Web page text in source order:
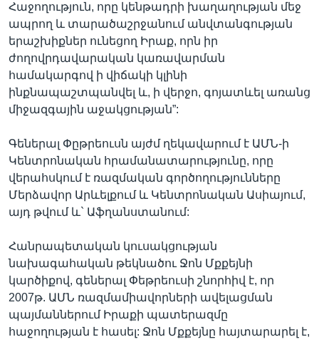
Հաջողություն, որը կենթադրի խաղաղության մեջ
ապրող և տարածաշրջանում անվտանգության
երաշխիքներ ունեցող Իրաք, որն իր
ժողովրդավարական կառավարման
համակարգով ի վիճակի կլինի
ինքնապաշտպանվել և, ի վերջո, գոյատևել առանց
միջազգային աջակցության”:
Գեներալ Փըթրեուսն այժմ ղեկավարում է ԱՄՆ-ի
Կենտրոնական հրամանատարությունը, որը
վերահսկում է ռազմական գործողությունները
Մերձավոր Արևելքում և Կենտրոնական Ասիայում,
այդ թվում և` Աֆղանստանում:
Հանրապետական կուսակցության
նախագահական թեկնածու Ջոն Մքքեյնի
կարծիքով, գեներալ Փեթրեուսի շնորհիվ է, որ
2007թ. ԱՄՆ ռազմամիավորների ավելացման
պայմաններում Իրաքի պատերազմը
հաջողության է հասել: Ջոն Մքքեյնը հայտարարել է,